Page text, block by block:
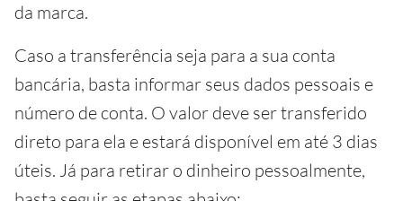
da marca.
Caso a transferência seja para a sua conta
bancária, basta informar seus dados pessoais e
número de conta. O valor deve ser transferido
direto para ela e estará disponível em até 3 dias
úteis. Já para retirar o dinheiro pessoalmente,